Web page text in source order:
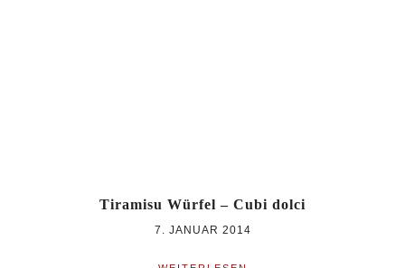
Tiramisu Würfel – Cubi dolci
7. JANUAR 2014